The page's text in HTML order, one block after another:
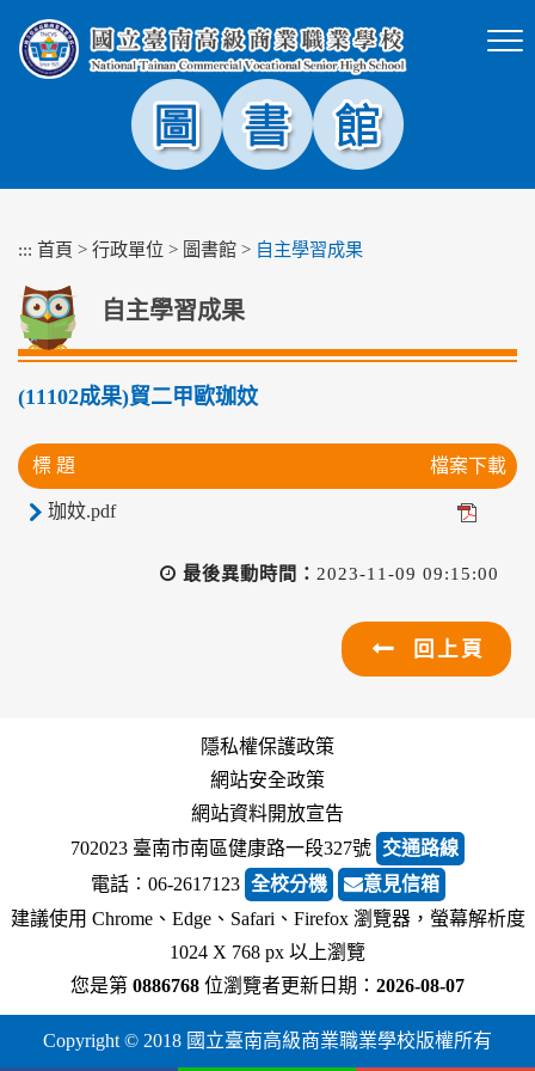
塊
::: 首頁 > 行政單位 > 圖書館 > 自主學習成果
自主學習成果
(11102成果)貿二甲歐珈妏
標 題 檔案下載
珈妏.pdf
最後異動時間： 2023-11-09 09:15:00
回上頁
隱私權保護政策
網站安全政策
網站資料開放宣告
702023 臺南市南區健康路一段327號 交通路線
電話︰06-2617123 全校分機
意見信箱
建議使用 Chrome、Edge、Safari、Firefox 瀏覽器，螢幕解析度
1024 X 768 px 以上瀏覽
您是第 0886768 位瀏覽者更新日期： 2026-08-07
Copyright © 2018 國立臺南高級商業職業學校版權所有